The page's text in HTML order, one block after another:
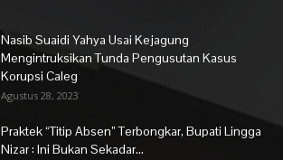
Nasib Suaidi Yahya Usai Kejagung
Mengintruksikan Tunda Pengusutan Kasus
Korupsi Caleg
Agustus 28, 2023
Praktek “Titip Absen” Terbongkar, Bupati Lingga
Nizar : Ini Bukan Sekadar...